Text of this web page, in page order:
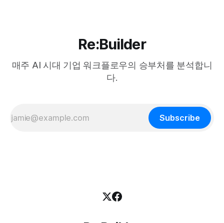
Re:Builder
매주 AI 시대 기업 워크플로우의 승부처를 분석합니
다.
Subscribe